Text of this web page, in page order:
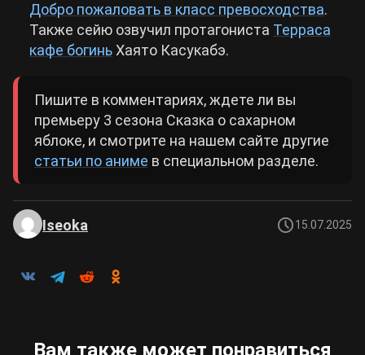
Добро пожаловать в класс превосходства.
Также сейю озвучил протагониста Терраса
кафе богиньХаято Касукабэ.
Пишите в комментариях, ждете ли вы
премьеру 3 сезона Сказка о сахарном
яблоке, и смотрите на нашем сайте другие
статьи по аниме в специальном разделе.
Iseoka 15.07.2025
Вам также может понравиться